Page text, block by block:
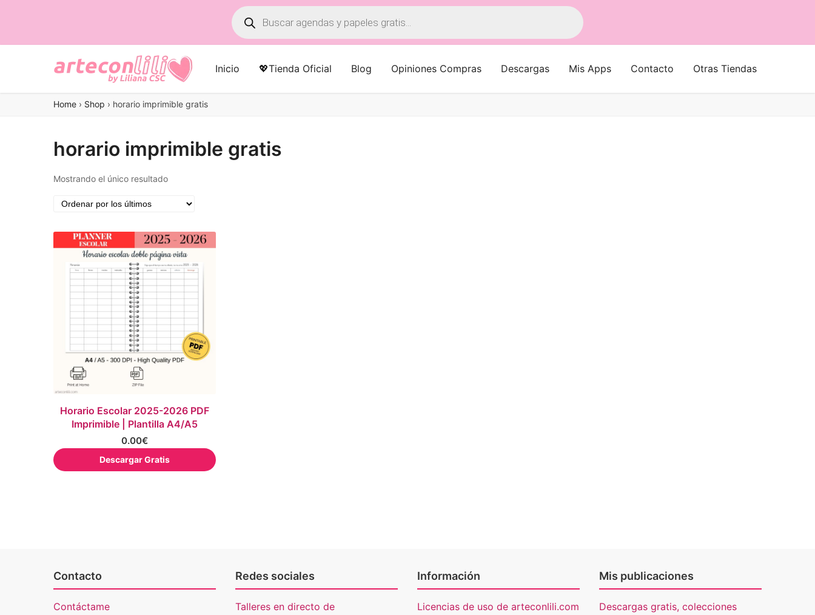
Búsqueda
de
productos
Inicio 💖Tienda Oficial Blog Opiniones Compras Descargas Mis Apps Contacto Otras Tiendas
Home › Shop › horario imprimible gratis
horario imprimible gratis
Mostrando el único resultado
Horario Escolar 2025-2026 PDF
Imprimible | Plantilla A4/A5
0.00€
Descargar Gratis
Contacto
Contáctame
Redes sociales
Talleres en directo de
Información
Licencias de uso de arteconlili.com
Mis publicaciones
Descargas gratis, colecciones